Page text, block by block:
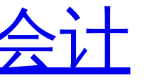
计